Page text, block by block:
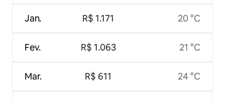
Jan.
Fev.
Mar.
R$ 1.171
R$ 1.063
R$ 611
20 °C
21 °C
24 °C